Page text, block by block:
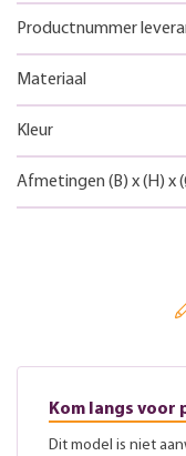
Productnummer
Materiaal
Kleur
Afmetingen (B) x(H) x
Kom langs voor
Dit model is niet